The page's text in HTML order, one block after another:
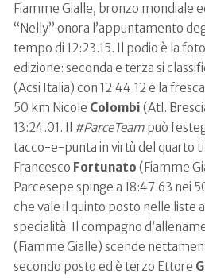
Fiamme Gialle, bronzo mondiale
“Nelly” onora l’appuntamento
tempo di 12:23.15. Il podio è la
edizione: seconda e terza si
(Acsi Italia) con 12:44.12 e la
50 km Nicole Colombi (Atl.
13:24.01. Il #ParceTeam può
tacco-e-punta in virtù del quarto
Francesco Fortunato (Fiamme
Parcesepe spinge a 18:47.63 nei
che vale il quinto posto nelle liste
specialità. Il compagno
(Fiamme Gialle) scende
secondo posto ed è terzo Ettore